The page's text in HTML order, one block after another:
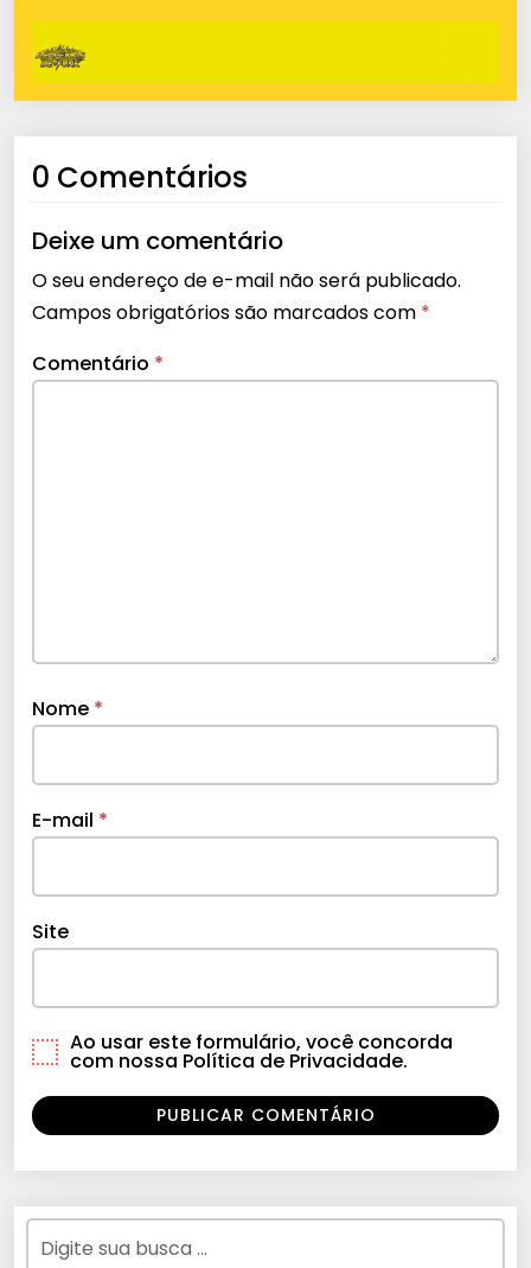
0 Comentários
Deixe um comentário
O seu endereço de e-mail não será publicado.
Campos obrigatórios são marcados com *
Comentário *
Nome *
E-mail *
Site
Ao usar este formulário, você concorda
com nossa Política de Privacidade.